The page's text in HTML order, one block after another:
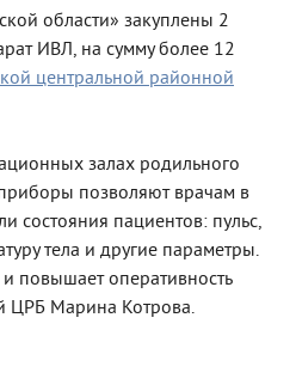
области» закуплены 2
ИВЛ, на сумму более 12
центральной районной
залах родильного
позволяют врачам в
состояния пациентов: пульс,
тела и другие параметры.
повышает оперативность
ЦРБ Марина Котрова.